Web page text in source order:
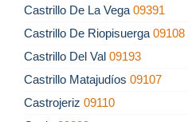
Castrillo De La Vega 09391
Castrillo De Riopisuerga 09108
Castrillo Del Val 09193
Castrillo Matajudíos 09107
Castrojeriz 09110